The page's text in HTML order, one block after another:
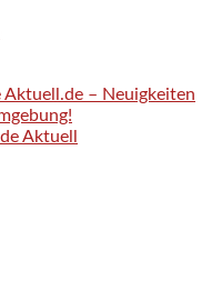
Aktuell.de – Neuigkeiten